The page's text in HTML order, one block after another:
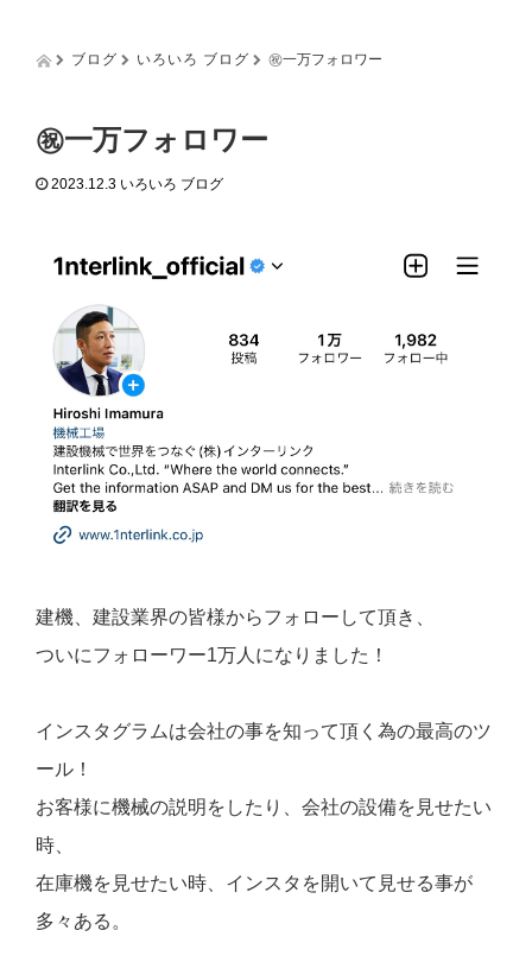
ブログ いろいろ ブログ ㊗︎一万フォロワー
㊗︎一万フォロワー
2023.12.3 いろいろ ブログ
建機、建設業界の皆様からフォローして頂き、
ついにフォローワー1万人になりました！
インスタグラムは会社の事を知って頂く為の最高のツ
ール！
お客様に機械の説明をしたり、会社の設備を見せたい
時、
在庫機を見せたい時、インスタを開いて見せる事が
多々ある。